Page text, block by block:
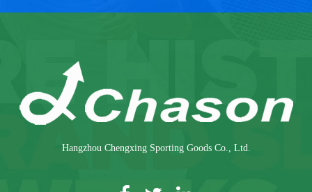
Hangzhou Chengxing Sporting Goods Co., Ltd.